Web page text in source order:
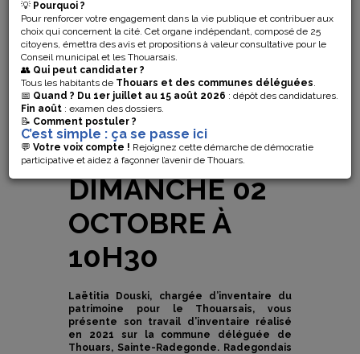
💡 Pourquoi ?
Pour renforcer votre engagement dans la vie publique et contribuer aux
choix qui concernent la cité. Cet organe indépendant, composé de 25
citoyens, émettra des avis et propositions à valeur consultative pour le
Conseil municipal et les Thouarsais.
👥 Qui peut candidater ?
Tous les habitants de Thouars et des communes déléguées.
📅 Quand ? Du 1er juillet au 15 août 2026 : dépôt des candidatures.
Fin août : examen des dossiers.
📝 Comment postuler ?
C’est simple : ça se passe ici
💬 Votre voix compte ! Rejoignez cette démarche de démocratie
participative et aidez à façonner l’avenir de Thouars.
INVENTAIRE DU
PATRIMOINE
CAP SUR
SAINTE-
RADEGONDE LE
DIMANCHE 02
OCTOBRE À
10H30
Laëtitia Douski, chargée d’inventaire du
patrimoine pour le Thouarsais, vous
présente son travail d’inventaire réalisé
en 2021 sur la commune déléguée de
Thouars, Sainte-Radegonde. Radegondais